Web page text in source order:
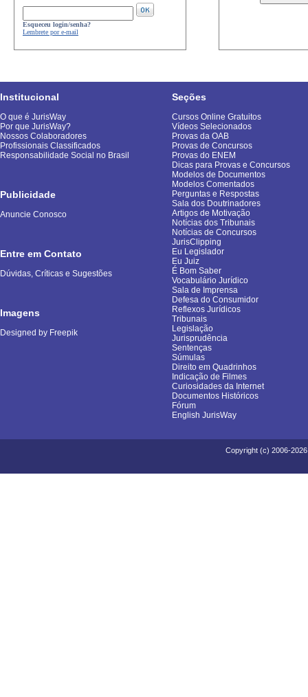
Esqueceu login/senha?
Lembrete por e-mail
Institucional
O que é JurisWay
Por que JurisWay?
Nossos Colaboradores
Profissionais Classificados
Responsabilidade Social no Brasil
Publicidade
Anuncie Conosco
Entre em Contato
Dúvidas, Críticas e Sugestões
Imagens
Designed by Freepik
Seções
Cursos Online Gratuitos
Vídeos Selecionados
Provas da OAB
Provas de Concursos
Provas do ENEM
Dicas para Provas e Concursos
Modelos de Documentos
Modelos Comentados
Perguntas e Respostas
Sala dos Doutrinadores
Artigos de Motivação
Notícias dos Tribunais
Notícias de Concursos
JurisClipping
Eu Legislador
Eu Juiz
É Bom Saber
Vocabulário Jurídico
Sala de Imprensa
Defesa do Consumidor
Reflexos Jurídicos
Tribunais
Legislação
Jurisprudência
Sentenças
Súmulas
Direito em Quadrinhos
Indicação de Filmes
Curiosidades da Internet
Documentos Históricos
Fórum
English JurisWay
Copyright (c) 2006-